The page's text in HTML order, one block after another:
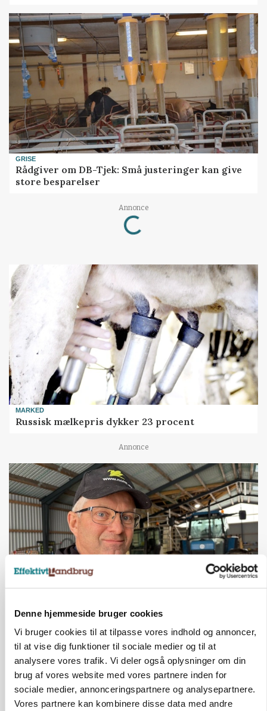
Denne hjemmeside bruger cookies
Vi bruger cookies til at tilpasse vores indhold og annoncer,
til at vise dig funktioner til sociale medier og til at
analysere vores trafik. Vi deler også oplysninger om din
brug af vores website med vores partnere inden for
sociale medier, annonceringspartnere og analysepartnere.
Vores partnere kan kombinere disse data med andre
GRISE
Rådgiver om DB-Tjek: Små justeringer kan give
store besparelser
Annonce
Loading...
MARKED
Russisk mælkepris dykker 23 procent
Annonce
POLITIK
»Nu stopper I«: Landbrugsdebattør og
protestgruppe vil demonstrere mod ny
gødskningslov
Folketinget behandler ny gødskningslov: Sådan